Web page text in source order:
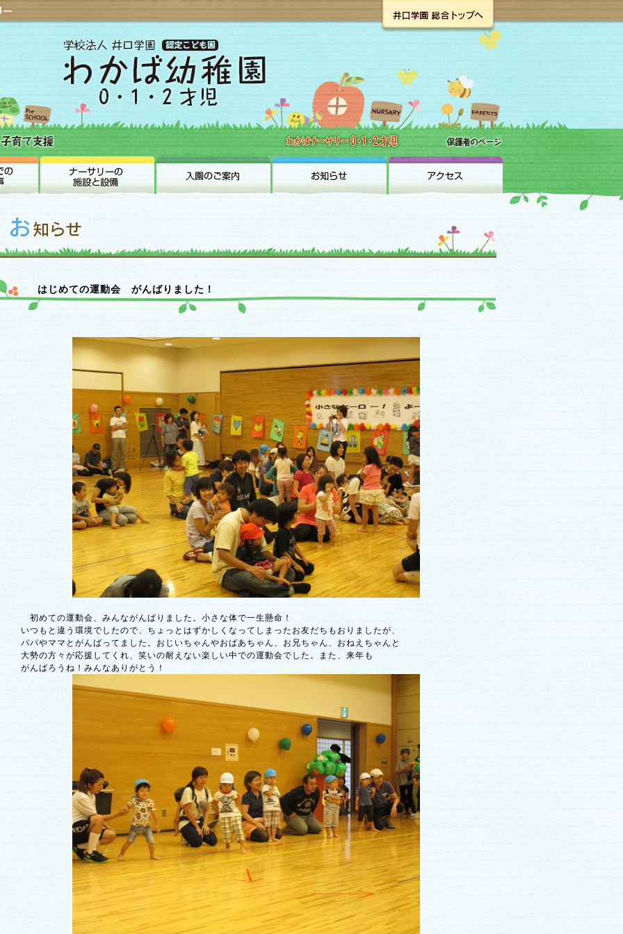
はじめての運動会 がんばりました！
初めての運動会、みんながんばりました。小さな体で一生懸命！
いつもと違う環境でしたので、ちょっとはずかしくなってしまったお友だちもおりましたが、
パパやママとがんばってました。おじいちゃんやおばあちゃん、お兄ちゃん、おねえちゃんと
大勢の方々が応援してくれ、笑いの耐えない楽しい中での運動会でした。また、来年も
がんばろうね！みんなありがとう！